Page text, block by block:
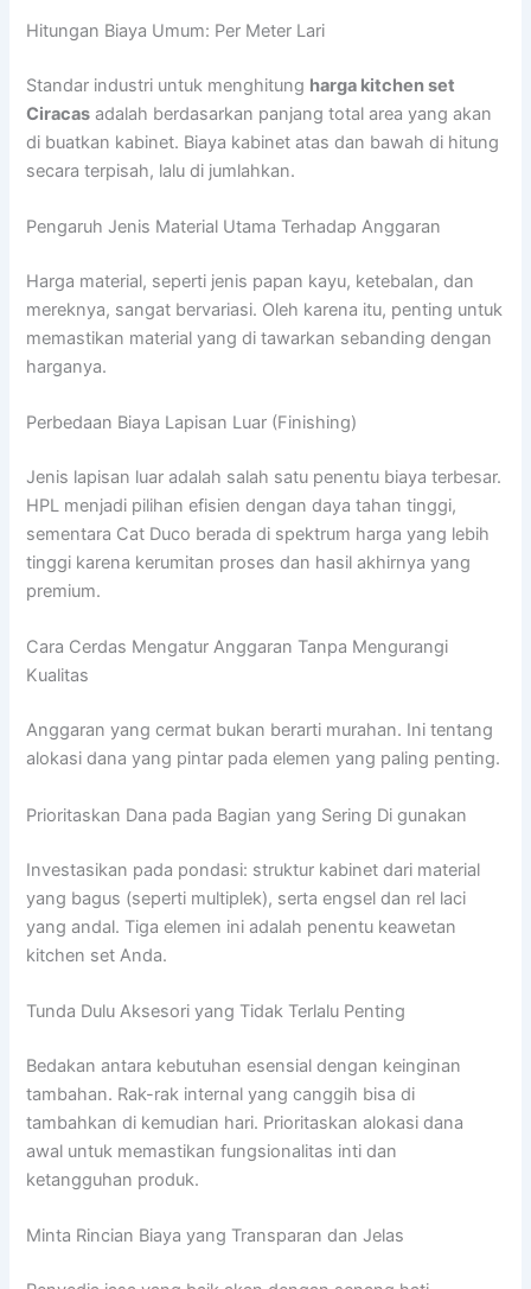
Hitungan Biaya Umum: Per Meter Lari
Standar industri untuk menghitung harga kitchen set
Ciracas adalah berdasarkan panjang total area yang akan
di buatkan kabinet. Biaya kabinet atas dan bawah di hitung
secara terpisah, lalu di jumlahkan.
Pengaruh Jenis Material Utama Terhadap Anggaran
Harga material, seperti jenis papan kayu, ketebalan, dan
mereknya, sangat bervariasi. Oleh karena itu, penting untuk
memastikan material yang di tawarkan sebanding dengan
harganya.
Perbedaan Biaya Lapisan Luar (Finishing)
Jenis lapisan luar adalah salah satu penentu biaya terbesar.
HPL menjadi pilihan efisien dengan daya tahan tinggi,
sementara Cat Duco berada di spektrum harga yang lebih
tinggi karena kerumitan proses dan hasil akhirnya yang
premium.
Cara Cerdas Mengatur Anggaran Tanpa Mengurangi
Kualitas
Anggaran yang cermat bukan berarti murahan. Ini tentang
alokasi dana yang pintar pada elemen yang paling penting.
Prioritaskan Dana pada Bagian yang Sering Di gunakan
Investasikan pada pondasi: struktur kabinet dari material
yang bagus (seperti multiplek), serta engsel dan rel laci
yang andal. Tiga elemen ini adalah penentu keawetan
kitchen set Anda.
Tunda Dulu Aksesori yang Tidak Terlalu Penting
Bedakan antara kebutuhan esensial dengan keinginan
tambahan. Rak-rak internal yang canggih bisa di
tambahkan di kemudian hari. Prioritaskan alokasi dana
awal untuk memastikan fungsionalitas inti dan
ketangguhan produk.
Minta Rincian Biaya yang Transparan dan Jelas